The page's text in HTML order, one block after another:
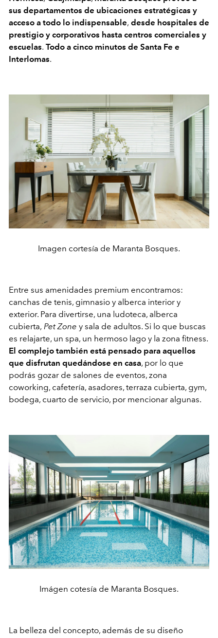
sus departamentos de ubicaciones estratégicas y
acceso a todo lo indispensable, desde hospitales de
prestigio y corporativos hasta centros comerciales y
escuelas. Todo a cinco minutos de Santa Fe e
Interlomas.
Imagen cortesía de Maranta Bosques.
Entre sus amenidades premium encontramos:
canchas de tenis, gimnasio y alberca interior y
exterior. Para divertirse, una ludoteca, alberca
cubierta, Pet Zone y sala de adultos. Si lo que buscas
es relajarte, un spa, un hermoso lago y la zona fitness.
El complejo también está pensado para aquellos
que disfrutan quedándose en casa, por lo que
podrás gozar de salones de eventos, zona
coworking, cafetería, asadores, terraza cubierta, gym,
bodega, cuarto de servicio, por mencionar algunas.
Imágen cotesía de Maranta Bosques.
La belleza del concepto, además de su diseño